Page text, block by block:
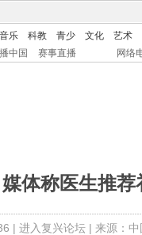
音乐 科教 青少 文化
艺术
中国 赛事直播 网络
体称医生推
| 进入复兴论坛| 来源：